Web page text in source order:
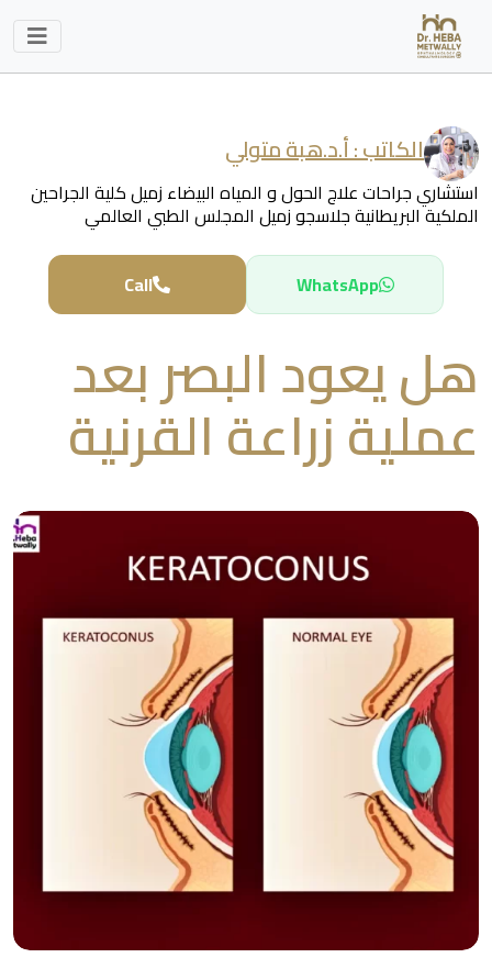
الكاتب :أ.د.هبة متولي
استشاري جراحات علاج الحول و المياه البيضاء زميل كلية الجراحين
الملكية البريطانية جلاسجو زميل المجلس الطبي العالمي
WhatsApp
Call
هل يعود البصر بعد
عملية زراعة القرنية